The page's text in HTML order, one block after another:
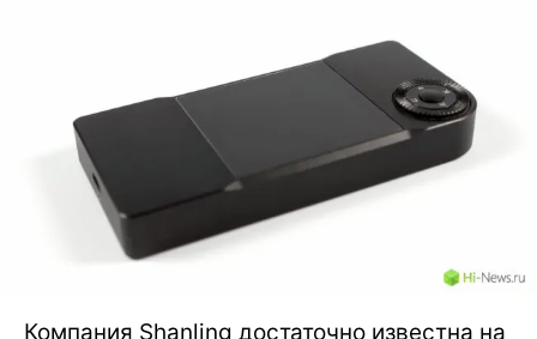
Компания Shanling достаточно известна на